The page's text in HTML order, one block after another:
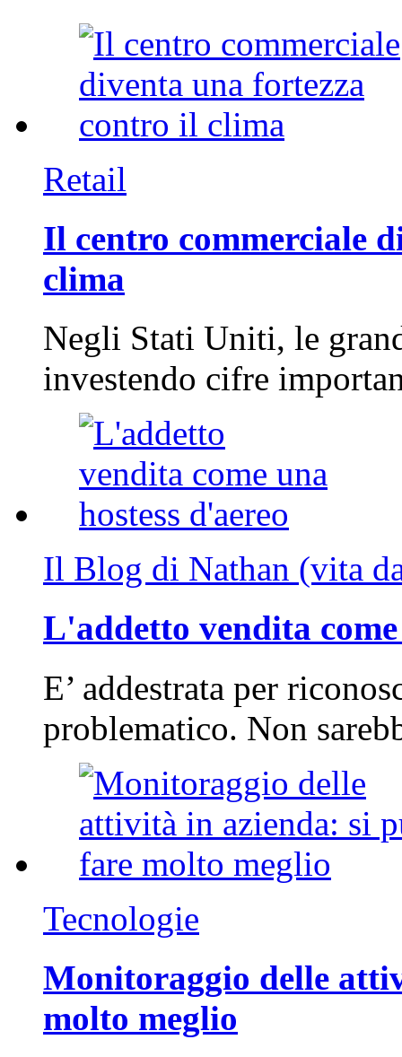
Retail
Il centro commerciale
clima
Negli Stati Uniti, le
investendo cifre
Il Blog di Nathan (vita
L'addetto vendita
E’ addestrata per
problematico. Non
Tecnologie
Monitoraggio delle
molto meglio